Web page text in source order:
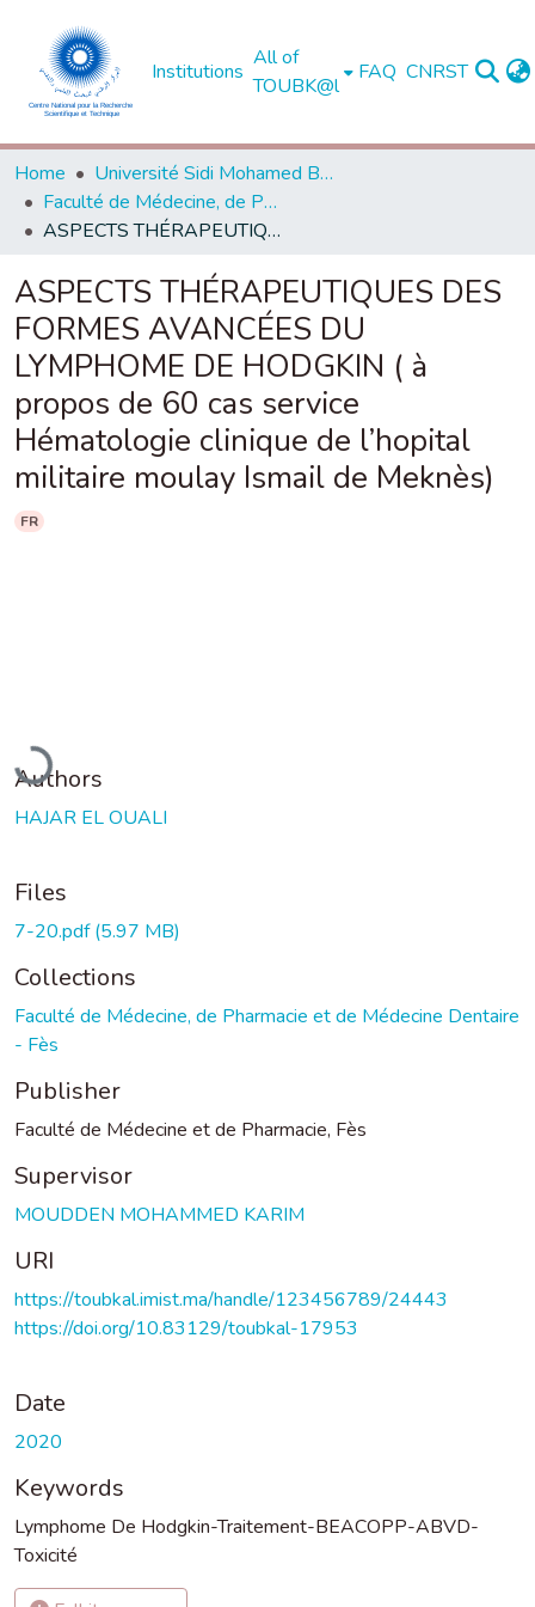
Institutions
All of
TOUBK@l
FAQ CNRST
Home
Université Sidi Mohamed Ben Abdellah de Fès
Faculté de Médecine, de Pharmacie et de Médecine Dentaire - Fès
ASPECTS THÉRAPEUTIQUES DES FORMES AVANCÉES DU LYMPHOME DE HODGKIN ( à propos de 60 cas service Hématologie clinique de l’hopital militaire moulay Ismail de Meknès)
ASPECTS THÉRAPEUTIQUES DES
FORMES AVANCÉES DU
LYMPHOME DE HODGKIN ( à
propos de 60 cas service
Hématologie clinique de l’hopital
militaire moulay Ismail de Meknès)
FR
Loading...
Authors
HAJAR EL OUALI
Files
7-20.pdf(5.97 MB)
Collections
Faculté de Médecine, de Pharmacie et de Médecine Dentaire
- Fès
Publisher
Faculté de Médecine et de Pharmacie, Fès
Supervisor
MOUDDEN MOHAMMED KARIM
URI
https://toubkal.imist.ma/handle/123456789/24443
https://doi.org/10.83129/toubkal-17953
Date
2020
Keywords
Lymphome De Hodgkin-Traitement-BEACOPP-ABVD-
Toxicité